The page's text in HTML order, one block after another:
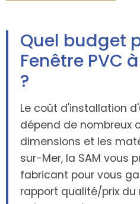
Quel budget
Fenêtre PVC
?
Le coût d'installation
dépend de nombreux
dimensions et les
sur-Mer, la SAM vous
fabricant pour vous
rapport qualité/prix du